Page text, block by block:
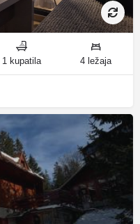
1 kupatila 4 ležaja